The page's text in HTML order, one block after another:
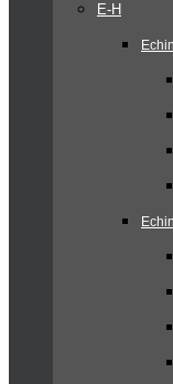
E-H